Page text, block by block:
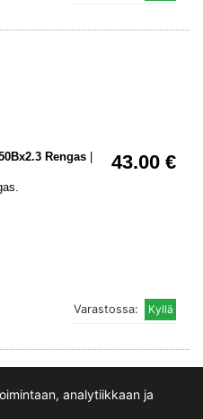
analytiikkaan ja
43.00 €
Rengas
Varastossa:
35, 33400 Tampere, Finland